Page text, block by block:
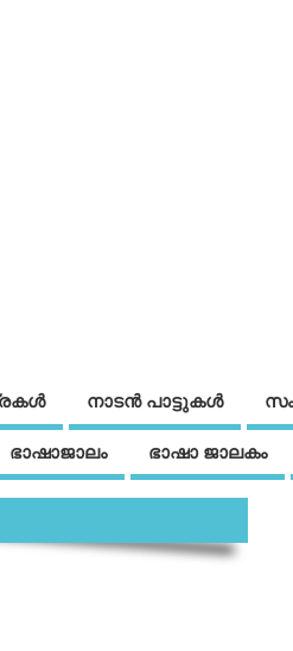
നാടന്‍ പാട്ടുകള്‍
ഭാഷാജാലം ഭാഷാ ജാലകം